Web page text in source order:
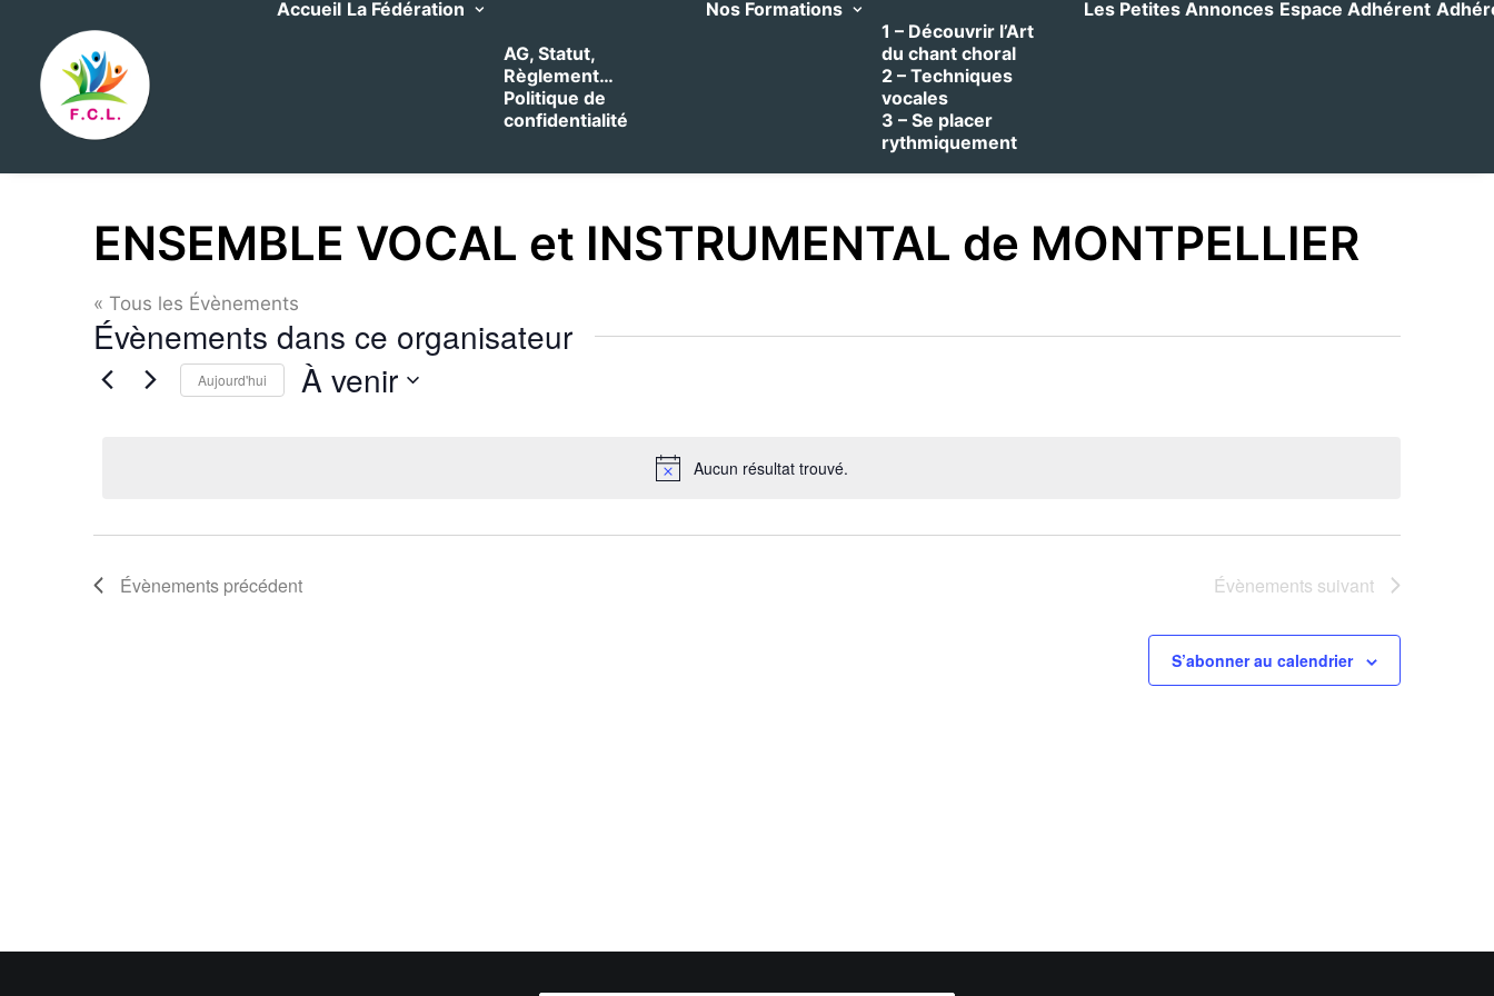
Accueil La Fédération
AG, Statut,
Règlement…
Politique de
confidentialité
Nos Formations
1 – Découvrir l’Art
du chant choral
2 – Techniques
vocales
3 – Se placer
rythmiquement
Les Petites Annonces Espace Adhérent
ENSEMBLE VOCAL et INSTRUMENTAL de MONTPELLIER
« Tous les Évènements
Évènements dans ce organisateur
Notice
Aucun résultat trouvé.
Aujourd'hui À venir
Évènements précédent Évènements suivant
S’abonner au calendrier